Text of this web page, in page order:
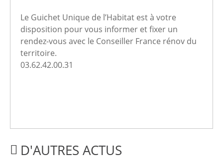
Le Guichet Unique de l’Habitat est à votre
disposition pour vous informer et fixer un
rendez-vous avec le Conseiller France rénov du
territoire.
03.62.42.00.31
D'AUTRES ACTUS